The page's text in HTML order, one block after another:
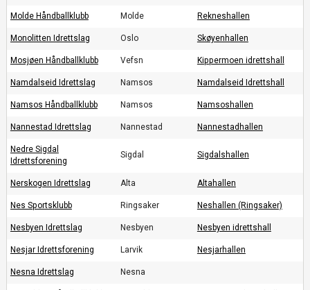
Molde Håndballklubb Molde Rekneshallen
Monolitten Idrettslag Oslo Skøyenhallen
Mosjøen Håndballklubb Vefsn Kippermoen idrettshall
Namdalseid Idrettslag Namsos Namdalseid Idrettshall
Namsos Håndballklubb Namsos Namsoshallen
Nannestad Idrettslag Nannestad Nannestadhallen
Nedre Sigdal
Idrettsforening
Sigdal Sigdalshallen
Nerskogen Idrettslag Alta Altahallen
Nes Sportsklubb Ringsaker Neshallen (Ringsaker)
Nesbyen Idrettslag Nesbyen Nesbyen idrettshall
Nesjar Idrettsforening Larvik Nesjarhallen
Nesna Idrettslag Nesna